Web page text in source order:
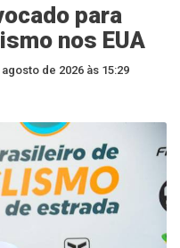
para
nos EUA
de 2026 às 15:29